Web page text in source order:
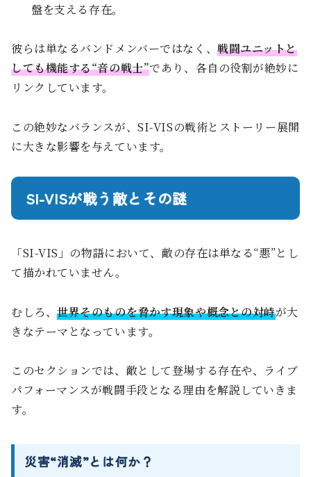
盤を支える存在。
彼らは単なるバンドメンバーではなく、戦闘ユニットと
しても機能する“音の戦士”であり、各自の役割が絶妙に
リンクしています。
この絶妙なバランスが、SI-VISの戦術とストーリー展開
に大きな影響を与えています。
SI-VISが戦う敵とその謎
「SI-VIS」の物語において、敵の存在は単なる“悪”とし
て描かれていません。
むしろ、世界そのものを脅かす現象や概念との対峙が大
きなテーマとなっています。
このセクションでは、敵として登場する存在や、ライブ
パフォーマンスが戦闘手段となる理由を解説していきま
す。
災害“消滅”とは何か？